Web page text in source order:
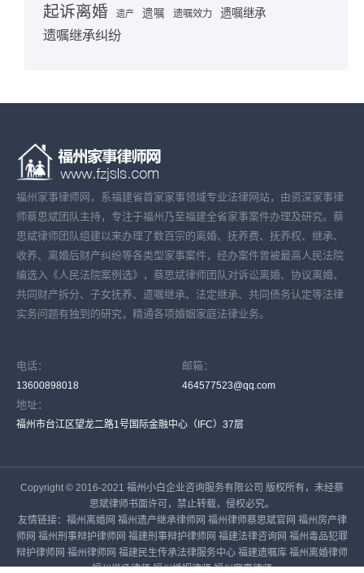
起诉离婚 遗产 遗嘱 遗嘱效力 遗嘱继承
遗嘱继承纠纷
福州家事律师网，系福建省首家家事领域专业法律网站，由资深家事律
师蔡思斌团队主持，专注于福州乃至福建全省家事案件办理及研究。蔡
思斌律师团队组建以来办理了数百宗的离婚、抚养费、抚养权、继承、
收养、离婚后财产纠纷等各类型家事案件，经办案件曾被最高人民法院
编选入《人民法院案例选》，蔡思斌律师团队对诉讼离婚、协议离婚、
共同财产拆分、子女抚养、遗嘱继承、法定继承、共同债务认定等法律
实务问题有独到的研究，精通各项婚姻家庭法律业务。
电话：
13600898018
邮箱：
464577523@qq.com
地址：
福州市台江区望龙二路1号国际金融中心（IFC）37层
Copyright © 2016-2021 福州小白企业咨询服务有限公司 版权所有，未经蔡
思斌律师书面许可，禁止转载，侵权必究。
友情链接： 福州离婚网 福州遗产继承律师网 福州律师蔡思斌官网 福州房产律
师网 福州刑事辩护律师网 福建刑事辩护律师网 福建法律咨询网 福州毒品犯罪
辩护律师网 福州律师网 福建民生传承法律服务中心 福建遗嘱库 福州离婚律师
福州继承律师 福州婚姻律师 福州家事律师